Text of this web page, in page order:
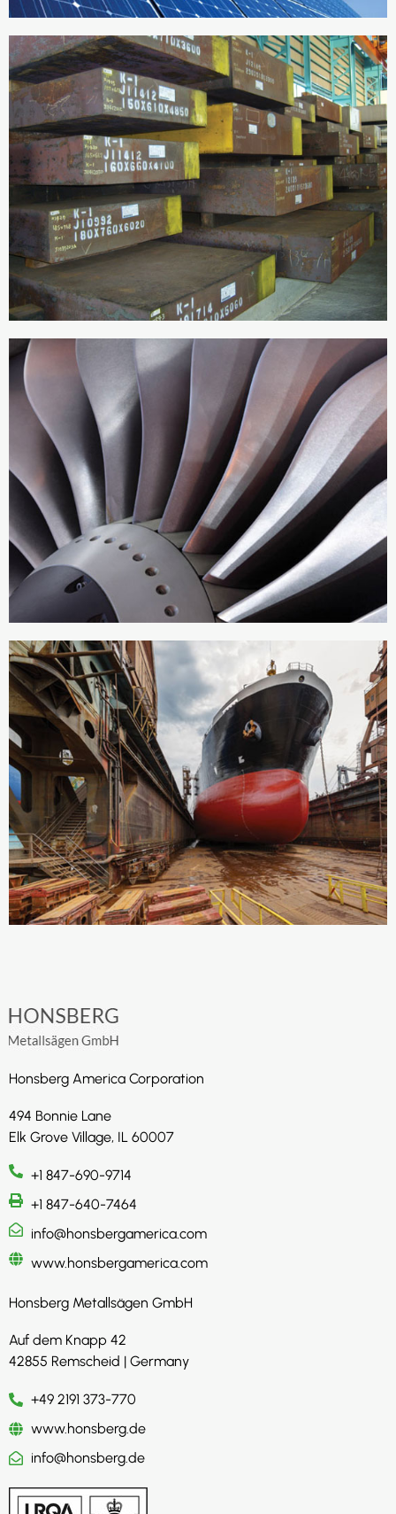
Honsberg America Corporation
494 Bonnie Lane
Elk Grove Village, IL 60007
+1 847-690-9714
+1 847-640-7464
info@honsbergamerica.com
www.honsbergamerica.com
Honsberg Metallsägen GmbH
Auf dem Knapp 42
42855 Remscheid | Germany
+49 2191 373-770
www.honsberg.de
info@honsberg.de